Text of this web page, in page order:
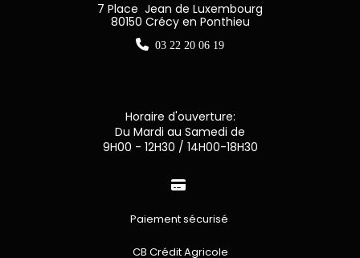
7 Place Jean de Luxembourg
80150 Crécy en Ponthieu
 03 22 20 06 19
Horaire d'ouverture:
Du Mardi au Samedi de
9H00 - 12H30 / 14H00-18H30

Paiement sécurisé
CB Crédit Agricole